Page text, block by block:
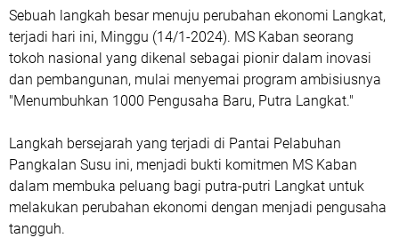
Sebuah langkah besar menuju perubahan ekonomi Langkat,
terjadi hari ini, Minggu (14/1-2024). MS Kaban seorang
tokoh nasional yang dikenal sebagai pionir dalam inovasi
dan pembangunan, mulai menyemai program ambisiusnya
"Menumbuhkan 1000 Pengusaha Baru, Putra Langkat."
Langkah bersejarah yang terjadi di Pantai Pelabuhan
Pangkalan Susu ini, menjadi bukti komitmen MS Kaban
dalam membuka peluang bagi putra-putri Langkat untuk
melakukan perubahan ekonomi dengan menjadi pengusaha
tangguh.